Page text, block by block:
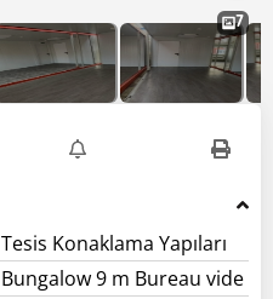
7
Tesis Konaklama Yapıları
Bungalow 9 m Bureau vide